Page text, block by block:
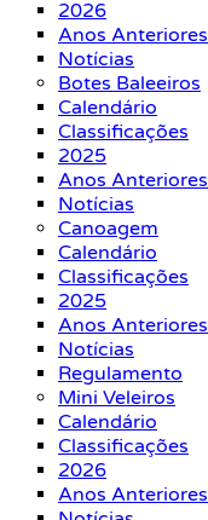
2026
Anos Anteriores
Notícias
Botes Baleeiros
Calendário
Classificações
2025
Anos Anteriores
Notícias
Canoagem
Calendário
Classificações
2025
Anos Anteriores
Notícias
Regulamento
Mini Veleiros
Calendário
Classificações
2026
Anos Anteriores